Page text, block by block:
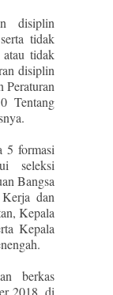
disiplin
tidak
tidak
disiplin
Peraturan
Tentang
5 formasi
seleksi
Bangsa
dan
Kepala
Kepala
berkas
2018, di